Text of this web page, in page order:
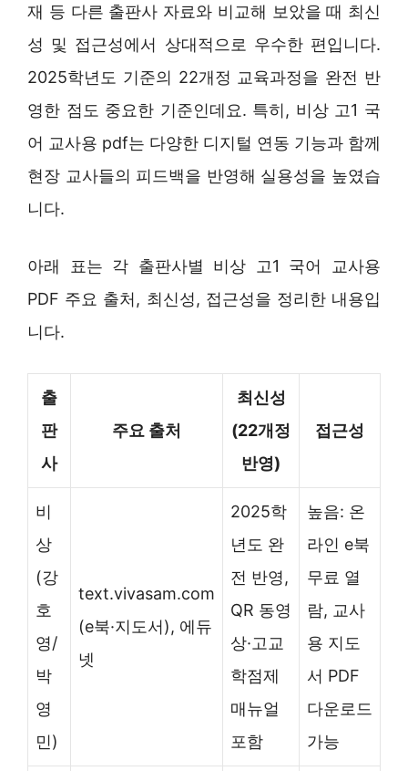
재 등 다른 출판사 자료와 비교해 보았을 때 최신
성 및 접근성에서 상대적으로 우수한 편입니다.
2025학년도 기준의 22개정 교육과정을 완전 반
영한 점도 중요한 기준인데요. 특히, 비상 고1 국
어 교사용 pdf는 다양한 디지털 연동 기능과 함께
현장 교사들의 피드백을 반영해 실용성을 높였습
니다.
아래 표는 각 출판사별 비상 고1 국어 교사용
PDF 주요 출처, 최신성, 접근성을 정리한 내용입
니다.
출
판
사
주요 출처
최신성
(22개정
반영)
접근성
비
상
(강
호
영/
박
영
민)
text.vivasam.com
(e북·지도서), 에듀
넷
2025학
년도 완
전 반영,
QR 동영
상·고교
학점제
매뉴얼
포함
높음: 온
라인 e북
무료 열
람, 교사
용 지도
서 PDF
다운로드
가능